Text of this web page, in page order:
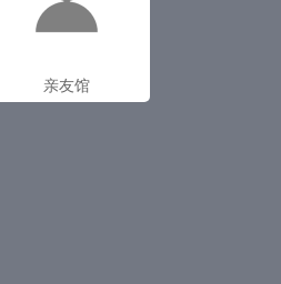
亲友馆